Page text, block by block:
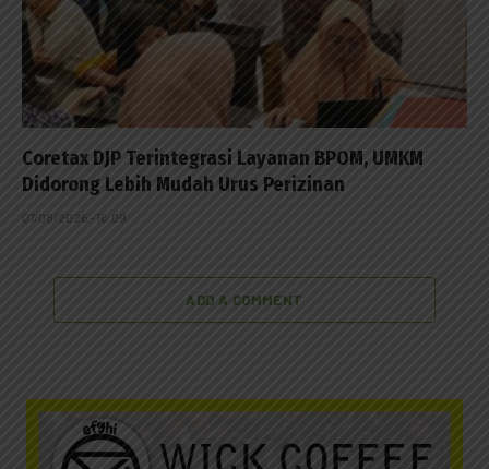
Coretax DJP Terintegrasi Layanan BPOM, UMKM
Didorong Lebih Mudah Urus Perizinan
07/08/2026 - 16:09
ADD A COMMENT